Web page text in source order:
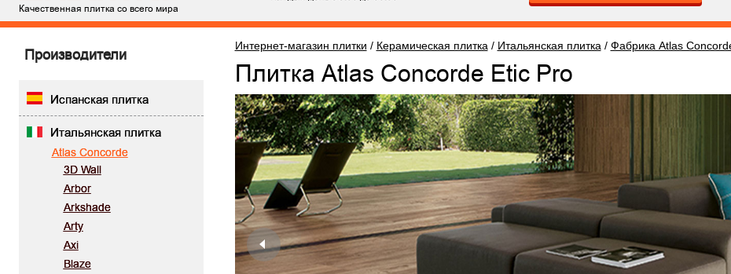
Качественная плитка со всего мира
Производители
Испанская плитка
Итальянская плитка
Atlas Concorde
3D Wall
Arbor
Arkshade
Arty
Axi
Blaze
Интернет-магазин плитки / Керамическая плитка / Итальянская плитка / Фабрика Atlas
Плитка Atlas Concorde Etic Pro